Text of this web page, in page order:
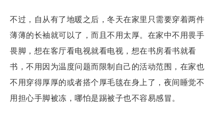
不过，自从有了地暖之后，冬天在家里只需要穿着两件
薄薄的长袖就可以了，而且不用太厚。在家中不用畏手
畏脚，想在客厅看电视就看电视，想在书房看书就看
书，不用因为温度问题而限制自己的活动范围，在家也
不用穿得厚厚的或者搭个厚毛毯在身上了，夜间睡觉不
用担心手脚被冻，哪怕是踢被子也不容易感冒。